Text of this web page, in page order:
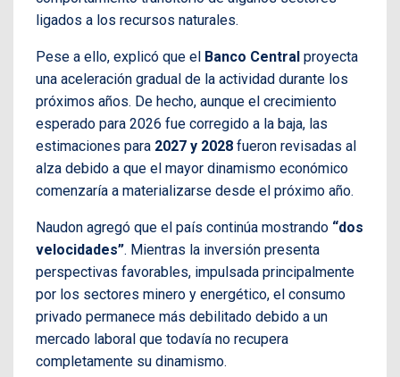
ligados a los recursos naturales.
Pese a ello, explicó que el Banco Central proyecta
una aceleración gradual de la actividad durante los
próximos años. De hecho, aunque el crecimiento
esperado para 2026 fue corregido a la baja, las
estimaciones para 2027 y 2028 fueron revisadas al
alza debido a que el mayor dinamismo económico
comenzaría a materializarse desde el próximo año.
Naudon agregó que el país continúa mostrando “dos
velocidades”. Mientras la inversión presenta
perspectivas favorables, impulsada principalmente
por los sectores minero y energético, el consumo
privado permanece más debilitado debido a un
mercado laboral que todavía no recupera
completamente su dinamismo.